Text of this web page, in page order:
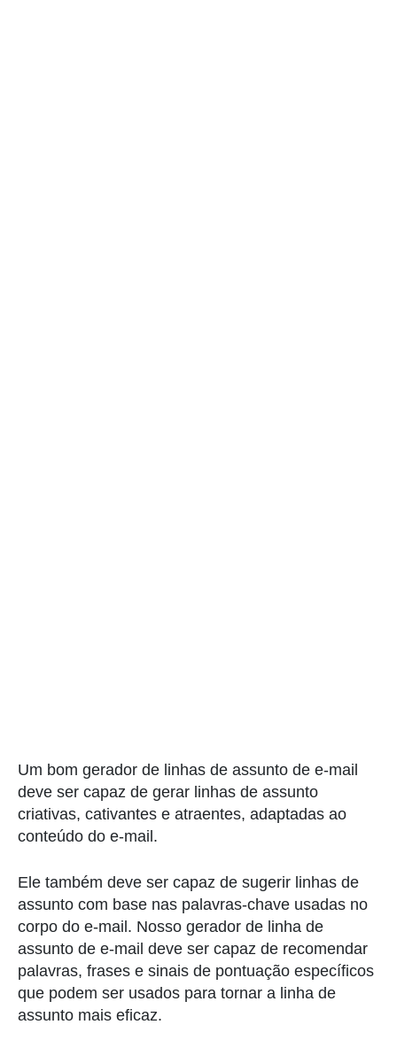
Um bom gerador de linhas de assunto de e-mail
deve ser capaz de gerar linhas de assunto
criativas, cativantes e atraentes, adaptadas ao
conteúdo do e-mail.
Ele também deve ser capaz de sugerir linhas de
assunto com base nas palavras-chave usadas no
corpo do e-mail. Nosso gerador de linha de
assunto de e-mail deve ser capaz de recomendar
palavras, frases e sinais de pontuação específicos
que podem ser usados para tornar a linha de
assunto mais eficaz.